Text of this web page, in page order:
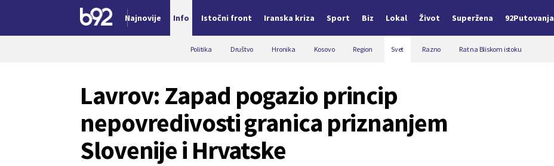
Najnovije Info Istočni front Iranska kriza Sport Biz Lokal Život Superžena 92Putovanja
Politika Društvo Hronika Kosovo Region Svet Razno Rat na Bliskom istoku
Lavrov: Zapad pogazio princip
nepovredivosti granica priznanjem
Slovenije i Hrvatske